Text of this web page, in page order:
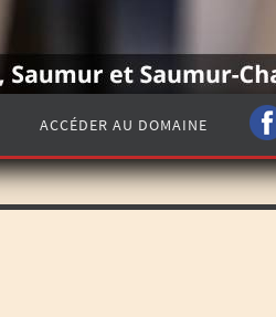
ACCÉDER AU DOMAINE